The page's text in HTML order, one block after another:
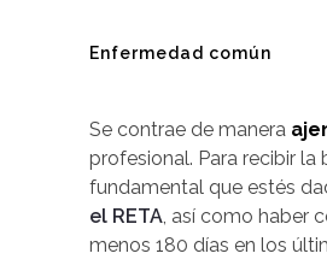
Enfermedad común
Se contrae de manera
profesional. Para recibir la
fundamental que estés
el RETA, así como haber
menos 180 días en los